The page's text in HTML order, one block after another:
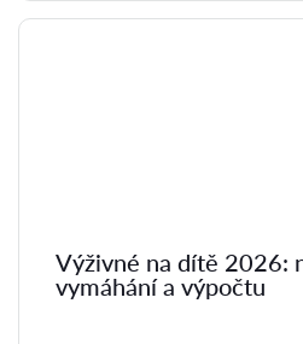
Výživné na dítě 2026:
vymáhání a výpočtu